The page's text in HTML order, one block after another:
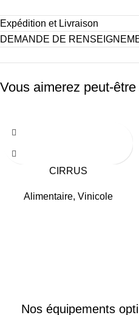
Expédition et Livraison
DEMANDE DE
Vous aimerez peut-
CIRRUS
Alimentaire, Vinicole
Nos équipements